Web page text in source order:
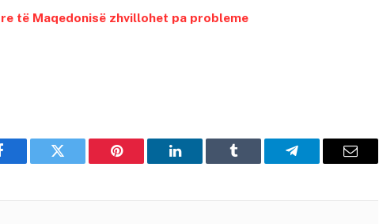
të Maqedonisë zhvillohet pa probleme
Twitter Pinterest LinkedIn Tumblr Telegram Email